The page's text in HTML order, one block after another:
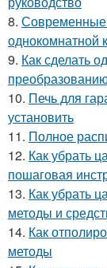
8. Современные
однокомнатной
9. Как сделать
10. Печь для
установить
11. Полное
12. Как убрать
пошаговая
13. Как убрать
методы и
14. Как
методы